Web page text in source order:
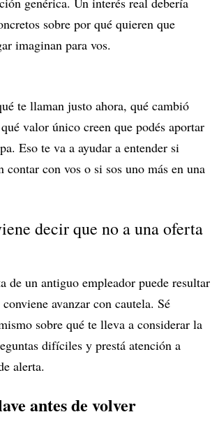
sobre por qué quieren que
imaginan para vos.
te llaman justo ahora, qué cambió
valor único creen que podés aportar
Eso te va a ayudar a entender si
contar con vos o si sos uno más en una
decir que no a una oferta
de un antiguo empleador puede resultar
avanzar con cautela. Sé
sobre qué te lleva a considerar la
difíciles y prestá atención a
alerta.
antes de volver